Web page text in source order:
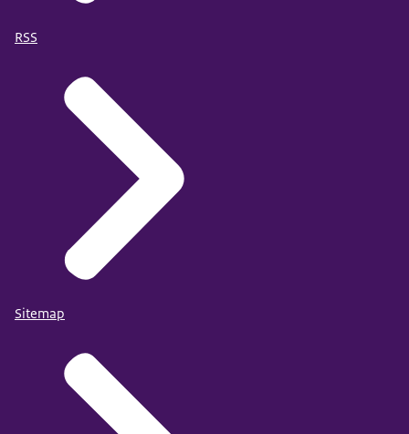
RSS
Sitemap